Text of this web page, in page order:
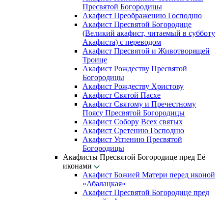
Пресвятой Богородицы
Акафист Преображению Господню
Акафист Пресвятой Богородице
(Великий акафист, читаемый в субботу
Акафиста) с переводом
Акафист Пресвятой и Животворящей
Троице
Акафист Рождеству Пресвятой
Богородицы
Акафист Рождеству Христову
Акафист Святой Пасхе
Акафист Святому и Пречестному
Поясу Пресвятой Богородицы
Акафист Собору Всех святых
Акафист Сретению Господню
Акафист Успению Пресвятой
Богородицы
Акафисты Пресвятой Богородице пред Её
иконами
Акафист Божией Матери перед иконой
«Абалацкая»
Акафист Пресвятой Богородице пред